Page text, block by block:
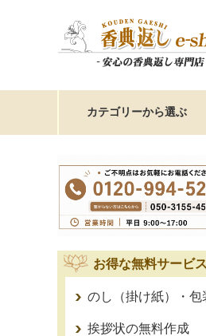
カテゴリーから選ぶ
お得な無料サービ
のし（掛け紙）・包
挨拶状の無料作成